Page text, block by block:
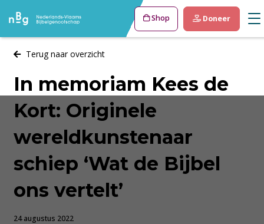
Shop Doneer
Terug naar overzicht
In memoriam Kees de
Kort: Originele
wereldkunstenaar
schiep ‘Wat de Bijbel
ons vertelt’
24 augustus 2022